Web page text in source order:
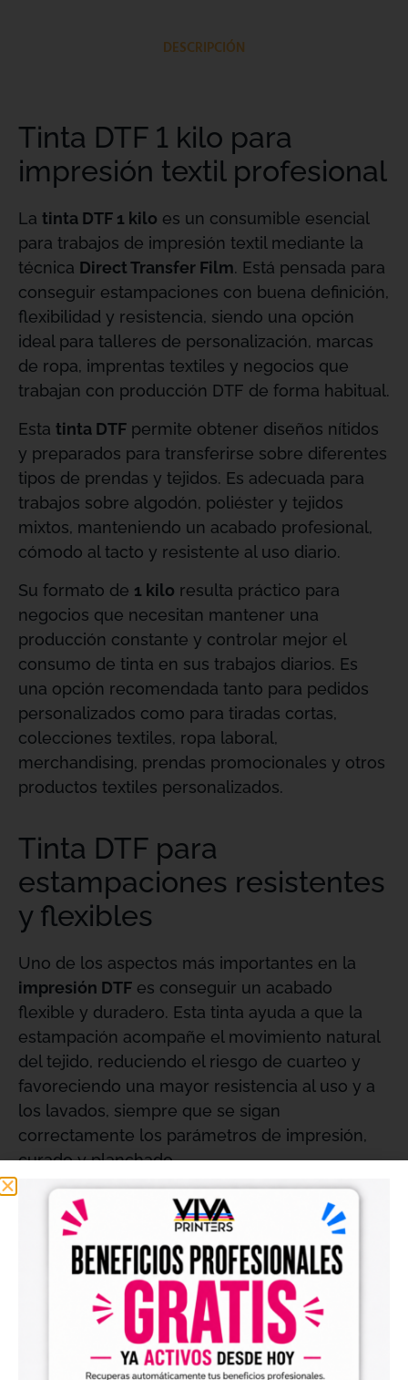
DESCRIPCIÓN
Tinta DTF 1 kilo para
impresión textil profesional
La tinta DTF 1 kilo es un consumible esencial
para trabajos de impresión textil mediante la
técnica Direct Transfer Film. Está pensada para
conseguir estampaciones con buena definición,
flexibilidad y resistencia, siendo una opción
ideal para talleres de personalización, marcas
de ropa, imprentas textiles y negocios que
trabajan con producción DTF de forma habitual.
Esta tinta DTF permite obtener diseños nítidos
y preparados para transferirse sobre diferentes
tipos de prendas y tejidos. Es adecuada para
trabajos sobre algodón, poliéster y tejidos
mixtos, manteniendo un acabado profesional,
cómodo al tacto y resistente al uso diario.
Su formato de 1 kilo resulta práctico para
negocios que necesitan mantener una
producción constante y controlar mejor el
consumo de tinta en sus trabajos diarios. Es
una opción recomendada tanto para pedidos
personalizados como para tiradas cortas,
colecciones textiles, ropa laboral,
merchandising, prendas promocionales y otros
productos textiles personalizados.
Tinta DTF para
estampaciones resistentes
y flexibles
Uno de los aspectos más importantes en la
impresión DTF es conseguir un acabado
flexible y duradero. Esta tinta ayuda a que la
estampación acompañe el movimiento natural
del tejido, reduciendo el riesgo de cuarteo y
favoreciendo una mayor resistencia al uso y a
los lavados, siempre que se sigan
correctamente los parámetros de impresión,
curado y planchado.
Gracias a su uso dentro del proceso DTF,
permite crear estampaciones con buena
adherencia y definición, manteniendo la calidad
del diseño en prendas de uso frecuente como
camisetas, sudaderas, bolsas textiles,
uniformes, ropa laboral y productos
promocionales.